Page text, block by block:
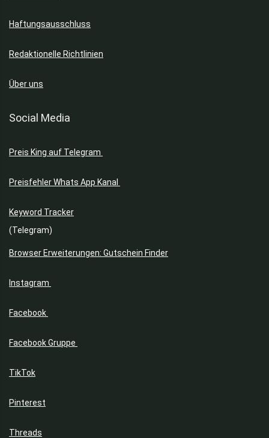
Haftungsausschluss
Redaktionelle Richtlinien
Über uns
Social Media
Preis King auf Telegram
Preisfehler Whats App Kanal
Keyword Tracker
(Telegram)
Browser Erweiterungen: Gutschein Finder
Instagram
Facebook
Facebook Gruppe
TikTok
Pinterest
Threads